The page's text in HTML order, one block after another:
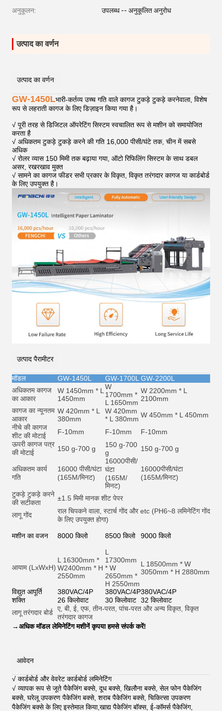
अनुकूलन: उपलब्ध -- अनुकूलित अनुरोध
उत्पाद का वर्णन
उत्पाद का वर्णन
GW-1450Lभारी-कर्तव्य उच्च गति वाले कागज टुकड़े टुकड़े करनेवाला, विशेष
रूप से लहराती कागज के लिए डिज़ाइन किया गया है।
√ पूरी तरह से डिजिटल ऑपरेटिंग सिस्टम स्वचालित रूप से मशीन को समायोजित
करता है
√ अधिकतम टुकड़े टुकड़े करने की गति 16,000 पीसी/घंटे तक, चीन में सबसे
अधिक
√ रोलर व्यास 150 मिमी तक बढ़ाया गया, ऑटो रिफिलिंग सिस्टम के साथ डबल
असर, रखरखाव मुक्त
√ सामने का कागज फीडर सभी प्रकार के विकृत, विकृत तरंगदार कागज या कार्डबोर्ड
के लिए उपयुक्त है।
उत्पाद पैरामीटर
मॉडल GW-1450L GW-1700L GW-2200L
अधिकतम कागज
का आकार
W 1450mm * L
1450mm
W
1700mm *
L 1650mm
W 2200mm * L
2100mm
कागज का न्यूनतम
आकार
W 420mm * L
380mm
W 420mm
* L 380mm W 450mm * L 450mm
नीचे की कागज
शीट की मोटाई
F-10mm F-10mm
F-10mm
ऊपरी कागज पत्र
की मोटाई
150 g-700 g
150 g-700
g
150 g-700 g
अधिकतम कार्य
गति
16000 पीसी/घंटा
(165M/मिनट)
16000पीसी/
घंटा
(165M/
मिनट)
16000पीसी/घंटा
(165M/मिनट)
टुकड़े टुकड़े करने
की सटीकता
±1.5 मिमी मानक शीट पेपर
लागू गोंद राल चिपकने वाला, स्टार्च गोंद और etc (PH6~8 लमिनेटिंग गोंद
के लिए उपयुक्त होगा)
मशीन का वजन 8000 किलो 8500 किलो 9000 किलो
आयाम (LxWxH)
L 16300mm *
W2400mm * H
2550mm
L
17300mm
* W
2650mm *
H 2550mm
L 18500mm * W
3050mm * H 2880mm
विद्युत आपूर्ति 380VAC/4P 380VAC/4P380VAC/4P
शक्ति
26 किलोवाट 30 किलोवाट 32 किलोवाट
लागू तरंगदार बोर्ड ए, बी, ई, एफ, तीन-परत, पांच-परत और अन्य विकृत, विकृत
तरंगदार कागज
→अधिक मॉडल लेमिनेटिंग मशीनें कृपया हमसे संपर्क करें!
आवेदन
√ कार्डबोर्ड और वेवरेट कार्डबोर्ड लमिनेटिंग
√ व्यापक रूप से जूते पैकेजिंग बक्से, दूध बक्से, खिलौना बक्से, सेल फोन पैकेजिंग
बक्से, घरेलू उपकरण पैकेजिंग बक्से, शराब पैकेजिंग बक्से, चिकित्सा उपकरण
पैकेजिंग बक्से के लिए इस्तेमाल किया,खाद्य पैकेजिंग बॉक्स, ई-कॉमर्स पैकेजिंग,